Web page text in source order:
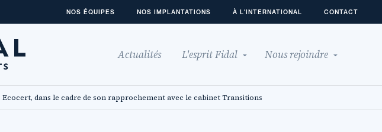
NOS ÉQUIPES NOS IMPLANTATIONS À L'INTERNATIONAL CONTACT
Actualités L'esprit Fidal Nous rejoindre
dans le cadre de son rapprochement avec le cabinet Transitions